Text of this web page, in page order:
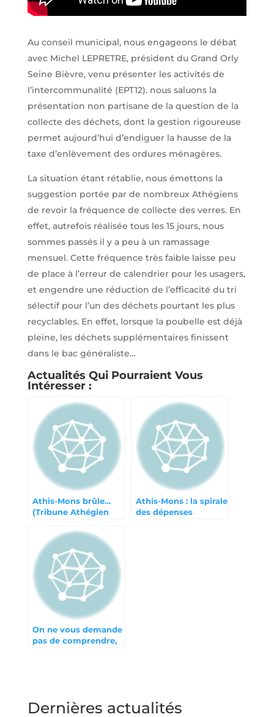
Au conseil municipal, nous engageons le débat
avec Michel LEPRETRE, président du Grand Orly
Seine Bièvre, venu présenter les activités de
l’intercommunalité (EPT12). nous saluons la
présentation non partisane de la question de la
collecte des déchets, dont la gestion rigoureuse
permet aujourd’hui d’endiguer la hausse de la
taxe d’enlèvement des ordures ménagères.
La situation étant rétablie, nous émettons la
suggestion portée par de nombreux Athégiens
de revoir la fréquence de collecte des verres. En
effet, autrefois réalisée tous les 15 jours, nous
sommes passés il y a peu à un ramassage
mensuel. Cette fréquence très faible laisse peu
de place à l’erreur de calendrier pour les usagers,
et engendre une réduction de l’efficacité du tri
sélectif pour l’un des déchets pourtant les plus
recyclables. En effet, lorsque la poubelle est déjà
pleine, les déchets supplémentaires finissent
dans le bac généraliste…
Actualités Qui Pourraient Vous
Intéresser :
Athis-Mons brûle…
(Tribune Athégien
Athis-Mons : la spirale
des dépenses
On ne vous demande
pas de comprendre,
Dernières actualités